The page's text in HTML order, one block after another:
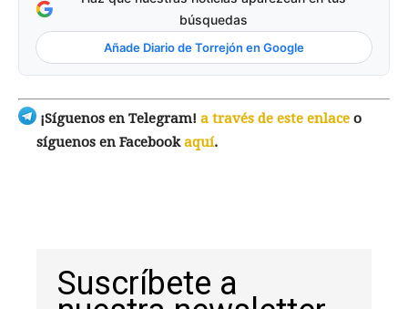
búsquedas
Añade Diario de Torrejón en Google
¡Síguenos en Telegram! a través de este enlace o
síguenos en Facebookaquí.
Suscríbete a